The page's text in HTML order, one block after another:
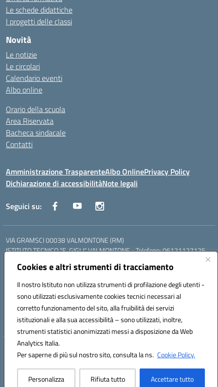
Cookies e altri strumenti di tracciamento
Il nostro Istituto non utilizza strumenti di profilazione degli utenti -
sono utilizzati esclusivamente cookies tecnici necessari al
corretto funzionamento del sito, alla fruibilità dei servizi
istituzionali e alla sua accessibilità – sono utilizzati, inoltre,
strumenti statistici anonimizzati messi a disposizione da Web
Analytics Italia.
Per saperne di più sul nostro sito, consulta la ns. Cookie Policy.
Personalizza Rifiuta tutto Accettare tutto
Le schede didattiche
I progetti delle classi
Novità
Le notizie
Le circolari
Calendario eventi
Albo online
Orario della scuola
Area Riservata
Bacheca sindacale
Contatti
Amministrazione TrasparenteAlbo OnlinePrivacy Policy
Dichiarazione di accessibilitàNote legali
Seguici su:
VIA GRAMSCI 00038 VALMONTONE (RM)
ISTITUTO TECNICO "E. GIGLI" VALMONTONE - Telefono: 06121127125
06121126825
LICEO DELLE SCIENZE UMANE "P.L. NERVI" SEGNI - Telefono:
Mail: RMIS099002@istruzione.it - PEC: RMIS099002@pec.istruzione.it
Codice meccanografico: RMIS099002
Codice fiscale: 95036960581
Hosting & Powered by 3D Solution S.r.l.
Concept & Design by Designers Italia